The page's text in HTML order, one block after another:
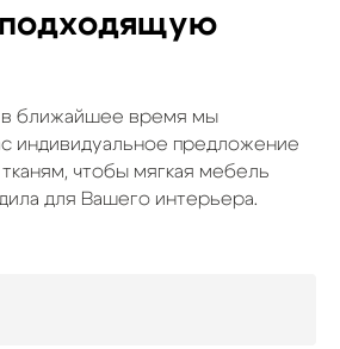
в ближайшее время мы
индивидуальное предложение
чтобы мягкая мебель
для Вашего интерьера.